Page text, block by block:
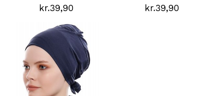
kr.39,90 kr.39,90